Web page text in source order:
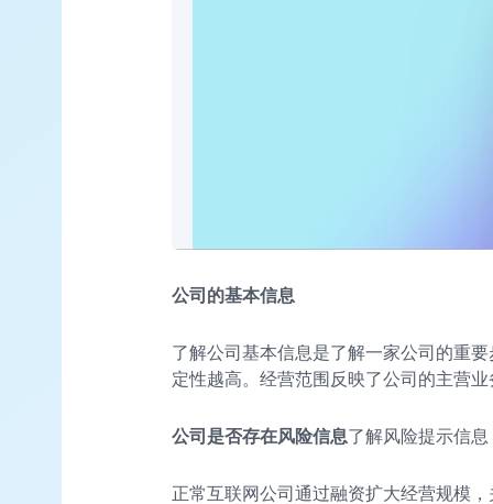
公司的基本信息
了解公司基本信息是了解一家公司的重
定性越高。经营范围反映了公司的主营
公司是否存在风险信息了解风险提示信
正常互联网公司通过融资扩大经营规模